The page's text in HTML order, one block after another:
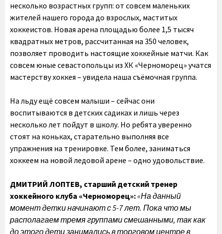
несколько возрастных групп: от совсем маленьких
жителей нашего города до взрослых, маститых
хоккеистов. Новая арена площадью более 1,5 тысяч
квадратных метров, рассчитанная на 350 человек,
позволяет проводить настоящие хоккейные матчи. Как
совсем юные севастопольцы из ХК «Черноморец» учатся
мастерству хоккея – увидела наша съёмочная группа.
На льду ещё совсем малыши – сейчас они
воспитываются в детских садиках и лишь через
несколько лет пойдут в школу. Но ребята уверенно
стоят на коньках, старательно выполняя все
упражнения на тренировке. Тем более, заниматься
хоккеем на новой ледовой арене – одно удовольствие.
ДМИТРИЙ ЛОПТЕВ, старший детский тренер
хоккейного клуба «Черноморец»:«На данный
момент детки начинают с 5-7 лет. Пока что мы
располагаем тремя группами смешанными, так как
до этого дети занимались в торговом центре в